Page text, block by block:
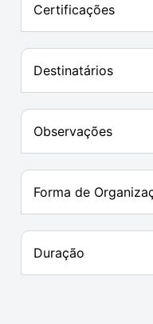
Certificações
Destinatários
Observações
Forma de
Duração